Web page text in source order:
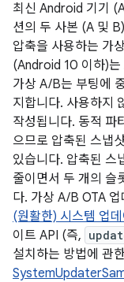
최신 Android 기기
션의 두 사본 (A 및
압축을 사용하는 가
(Android 10 이하)는
가상 A/B는 부팅에
지합니다. 사용하지
작성됩니다. 동적 파
으므로 압축된 스냅
있습니다. 압축된 스
줄이면서 두 개의 슬
다. 가상 A/B OTA
(원활한) 시스템 업
이트 API (즉,
설치하는 방법에 관